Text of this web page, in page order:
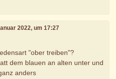
2022, um 17:27
"ober treiben"?
dem blauen an alten unter und
anders